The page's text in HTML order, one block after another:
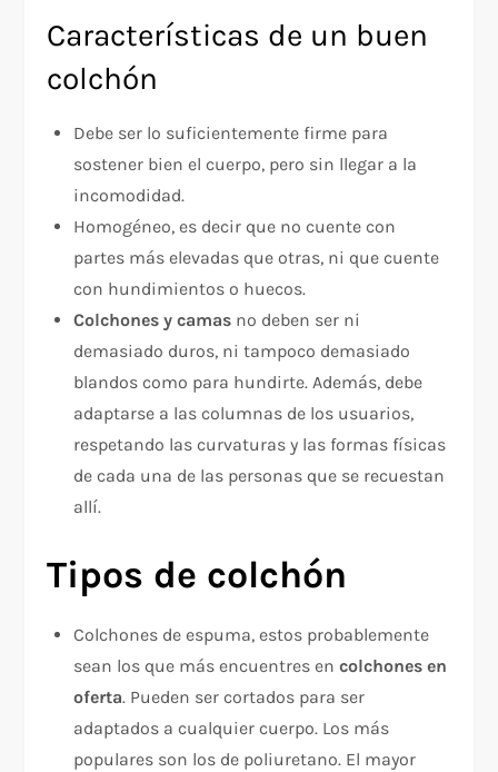
Características de un buen
colchón
Debe ser lo suficientemente firme para
sostener bien el cuerpo, pero sin llegar a la
incomodidad.
Homogéneo, es decir que no cuente con
partes más elevadas que otras, ni que cuente
con hundimientos o huecos.
Colchones y camas no deben ser ni
demasiado duros, ni tampoco demasiado
blandos como para hundirte. Además, debe
adaptarse a las columnas de los usuarios,
respetando las curvaturas y las formas físicas
de cada una de las personas que se recuestan
allí.
Tipos de colchón
Colchones de espuma, estos probablemente
sean los que más encuentres encolchones en
oferta. Pueden ser cortados para ser
adaptados a cualquier cuerpo. Los más
populares son los de poliuretano. El mayor